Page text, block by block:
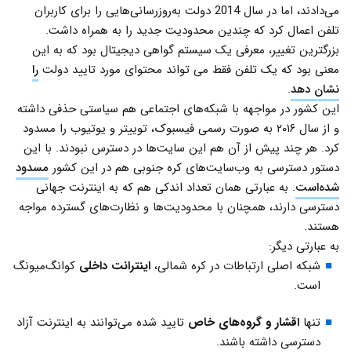
می‌دادند، اما در سال 2014 دولت به‌روزرسانی‌هایی را برای کاربران
تلفن اعمال کرد که چندین محدودیت جدید را به همراه داشت.
بزرگترین تغییر، معرفی یک سیستم گواهی دیجیتال بود که به این
معنی بود که یک تلفن فقط می تواند محتوای مورد تایید دولت را
نشان دهد.
این کشور در مواجهه با شبکه‌های اجتماعی هم سیاستی حذفی داشته
و از سال ۲۰۱۶ به صورت رسمی فیسبوک، توییتر و یوتیوب را مسدود
کرد. هر چند پیش از آن هم این سایت‌ها در دسترس نبودند. با این
دستور دسترسی به وب‌سایت‌های کره جنوبی هم در این کشور مسدود
شده‌است. به عبارتی همان تعداد اندکی هم که به اینترنت جهانی
دسترسی دارند، همچنان با محدودیت‌ها و نظارت‌های گسترده مواجه
هستند.
به عبارتی دیگر:
شبکه اصلی ارتباطات در کره شمالی،اینترانت داخلی کوانگ‌میونگ
است.
تنهااقشار و گروه‌های خاص تایید شده می‌توانند به اینترنت آزاد
دسترسی داشته باشند.